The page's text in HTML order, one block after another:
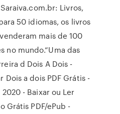
Livros,
50 idiomas, os livros
mais de 100
no mundo.“Uma das
d Dois A Dois -
Dois a dois PDF Grátis -
- Baixar ou Ler
Grátis PDF/ePub -